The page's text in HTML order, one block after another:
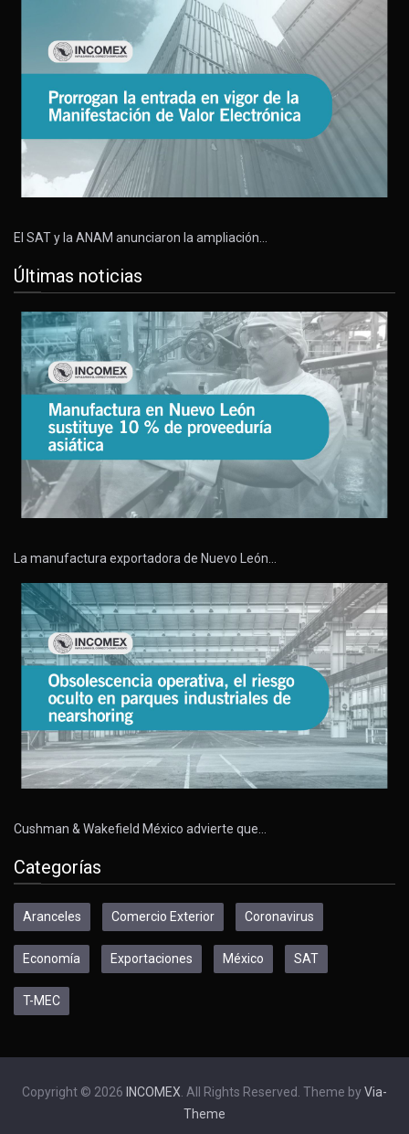
El SAT y la ANAM anunciaron la ampliación…
Últimas noticias
La manufactura exportadora de Nuevo León…
Cushman & Wakefield México advierte que…
Categorías
Aranceles Comercio Exterior Coronavirus
Economía Exportaciones México SAT
T-MEC
Copyright © 2026 INCOMEX . All Rights Reserved. Theme by Via-
Theme